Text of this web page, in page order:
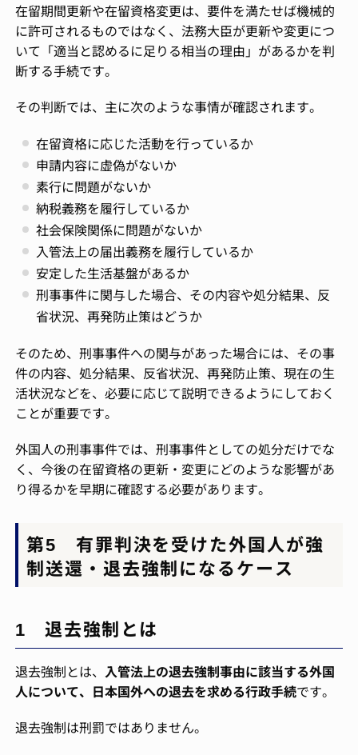
在留期間更新や在留資格変更は、要件を満たせば機械的
に許可されるものではなく、法務大臣が更新や変更につ
いて「適当と認めるに足りる相当の理由」があるかを判
断する手続です。
その判断では、主に次のような事情が確認されます。
在留資格に応じた活動を行っているか
申請内容に虚偽がないか
素行に問題がないか
納税義務を履行しているか
社会保険関係に問題がないか
入管法上の届出義務を履行しているか
安定した生活基盤があるか
刑事事件に関与した場合、その内容や処分結果、反
省状況、再発防止策はどうか
そのため、刑事事件への関与があった場合には、その事
件の内容、処分結果、反省状況、再発防止策、現在の生
活状況などを、必要に応じて説明できるようにしておく
ことが重要です。
外国人の刑事事件では、刑事事件としての処分だけでな
く、今後の在留資格の更新・変更にどのような影響があ
り得るかを早期に確認する必要があります。
第5 有罪判決を受けた外国人が強
制送還・退去強制になるケース
1 退去強制とは
退去強制とは、入管法上の退去強制事由に該当する外国
人について、日本国外への退去を求める行政手続です。
退去強制は刑罰ではありません。